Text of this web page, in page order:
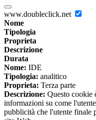
www.doubleclick.net
Nome
Tipologia
Proprieta
Descrizione
Durata
Nome: IDE
Tipologia: analitico
Proprieta: Terza parte
Descrizione: Questo cookie
informazioni su come
pubblicità che l'utente finale